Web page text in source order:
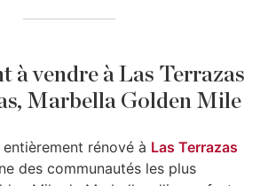
à vendre à Las Terrazas
Marbella Golden Mile
rénové à Las Terrazas
des communautés les plus